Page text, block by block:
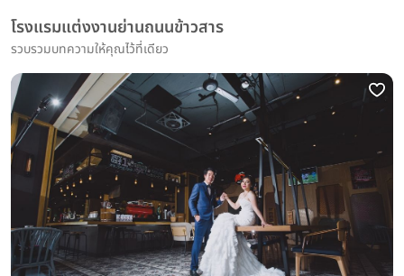
โรงแรมแต่งงานย่านถนนข้าวสาร
รวบรวมบทความให้คุณไว้ที่เดียว